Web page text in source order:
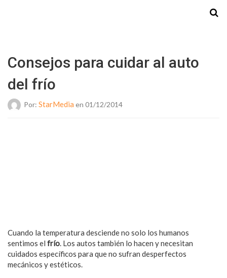
Consejos para cuidar al auto
del frío
Por: StarMedia en 01/12/2014
Cuando la temperatura desciende no solo los humanos
sentimos el frío. Los autos también lo hacen y necesitan
cuidados específicos para que no sufran desperfectos
mecánicos y estéticos.